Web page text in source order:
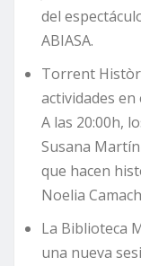
del
ABIASA.
Torrent
actividades
A las 20:00h,
Susana
que hacen
Noelia
La Biblioteca
una nueva